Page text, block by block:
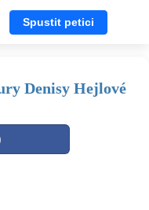
Spustit petici
Denisy Hejlové